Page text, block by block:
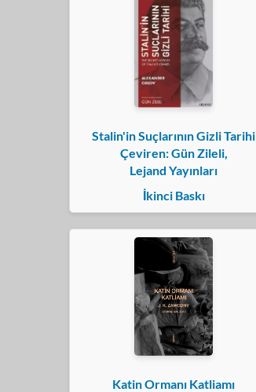
Stalin'in Suçlarının Gizli Tarihi
Çeviren: Gün Zileli,
Lejand Yayınları
İkinci Baskı
Katin Ormanı Katliamı